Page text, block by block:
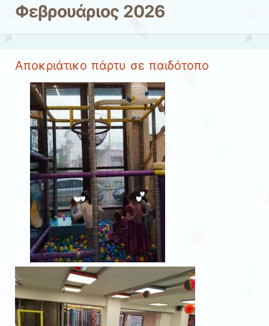
Φεβρουάριος 2026
Αποκριάτικο πάρτυ σε παιδότοπο